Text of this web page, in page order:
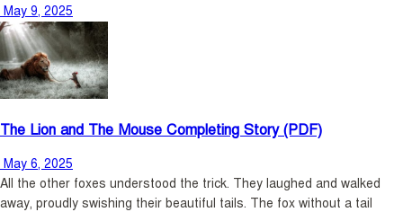
May 9, 2025
The Lion and The Mouse Completing Story (PDF)
May 6, 2025
All the other foxes understood the trick. They laughed and walked
away, proudly swishing their beautiful tails. The fox without a tail